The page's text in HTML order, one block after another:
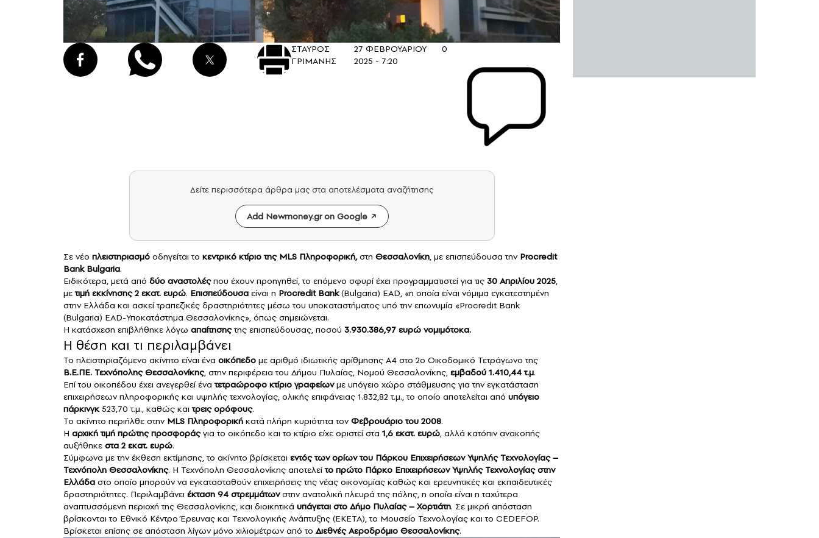
ΣΤΑΥΡΟΣ
ΓΡΙΜΑΝΗΣ
27 ΦΕΒΡΟΥΑΡΙΟΥ
2025 - 7:20
0
Δείτε περισσότερα άρθρα μας στα αποτελέσματα αναζήτησης
Add Newmoney.gr on Google
Σε νέο πλειστηριασμό οδηγείται το κεντρικό κτίριο της MLS Πληροφορική,στη Θεσσαλονίκη, με επισπεύδουσα την Procredit
Bank Bulgaria.
Ειδικότερα, μετά από δύο αναστολέςπου έχουν προηγηθεί, το επόμενο σφυρί έχει προγραμματιστεί για τις 30 Απριλίου 2025,
μετιμή εκκίνησης 2 εκατ. ευρώ. Επισπεύδουσα είναι η Procredit Bank(Bulgaria) EAD, «η οποία είναι νόμιμα εγκατεστημένη
στην Ελλάδα και ασκεί τραπεζικές δραστηριότητες μέσω του υποκαταστήματος υπό την επωνυμία «Procredit Bank
(Bulgaria) EAD-Υποκατάστημα Θεσσαλονίκης», όπως σημειώνεται.
Η κατάσχεση επιβλήθηκε λόγω απαίτησηςτης επισπεύδουσας, ποσού 3.930.386,97 ευρώ νομιμότοκα.
Η θέση και τι περιλαμβάνει
Το πλειστηριαζόμενο ακίνητο είναι ένα οικόπεδο με αριθμό ιδιωτικής αρίθμησης Α4 στο 2ο Οικοδομικό Τετράγωνο της
Β.Ε.ΠΕ. Τεχνόπολης Θεσσαλονίκης, στην περιφέρεια του Δήμου Πυλαίας, Νομού Θεσσαλονίκης, εμβαδού 1.410,44 τ.μ.
Επί του οικοπέδου έχει ανεγερθεί ένατετραώροφο κτίριο γραφείωνμε υπόγειο χώρο στάθμευσης για την εγκατάσταση
επιχειρήσεων πληροφορικής και υψηλής τεχνολογίας, ολικής επιφάνειας 1.832,82 τ.μ., το οποίο αποτελείται από υπόγειο
πάρκινγκ523,70 τ.μ., καθώς καιτρεις ορόφους.
Το ακίνητο περιήλθε στην MLS Πληροφορική κατά πλήρη κυριότητα τονΦεβρουάριο του 2008.
Η αρχική τιμή πρώτης προσφοράςγια το οικόπεδο και το κτίριο είχε οριστεί στα 1,6 εκατ. ευρώ, αλλά κατόπιν ανακοπής
αυξήθηκε στα 2 εκατ. ευρώ.
Σύμφωνα με την έκθεση εκτίμησης, το ακίνητο βρίσκεται εντός των ορίων του Πάρκου Επιχειρήσεων Υψηλής Τεχνολογίας –
Τεχνόπολη Θεσσαλονίκης. Η Τεχνόπολη Θεσσαλονίκης αποτελείτο πρώτο Πάρκο Επιχειρήσεων Υψηλής Τεχνολογίας στην
Ελλάδα στο οποίο μπορούν να εγκατασταθούν επιχειρήσεις της νέας οικονομίας καθώς και ερευνητικές και εκπαιδευτικές
δραστηριότητες. Περιλαμβάνει έκταση 94 στρεμμάτωνστην ανατολική πλευρά της πόλης, η οποία είναι η ταχύτερα
αναπτυσσόμενη περιοχή της Θεσσαλονίκης, και διοικητικά υπάγεται στο Δήμο Πυλαίας – Χορτιάτη. Σε μικρή απόσταση
βρίσκονται το Εθνικό Κέντρο Έρευνας και Τεχνολογικής Ανάπτυξης (ΕΚΕΤΑ), το Μουσείο Τεχνολογίας και το CEDEFOP.
Βρίσκεται επίσης σε απόσταση λίγων μόνο χιλιομέτρων από το Διεθνές Αεροδρόμιο Θεσσαλονίκης.